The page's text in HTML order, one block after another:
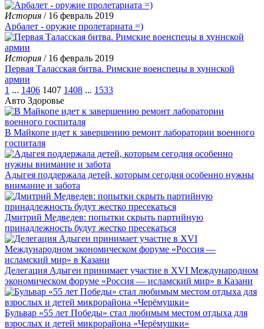
История / 16 февраль 2019
Арбалет - оружие пролетариата =)
История / 16 февраль 2019
Первая Таласская битва. Римские военспецы в хуннской
армии
1 ... 1406 1407 1408 ... 1533
Авто Здоровье
В Майкопе идет к завершению ремонт лаборатории военного
госпиталя
Адыгея поддержала детей, которым сегодня особенно нужны
внимание и забота
Дмитрий Медведев: попытки скрыть партийную
принадлежность будут жестко пресекаться
Делегация Адыгеи принимает участие в XVI Международном
экономическом форуме «Россия — исламский мир» в Казани
Бульвар «55 лет Победы» стал любимым местом отдыха для
взрослых и детей микрорайона «Черёмушки»